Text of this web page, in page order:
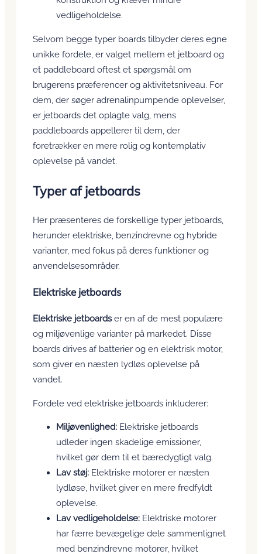
vedligeholdelse.
Selvom begge typer boards tilbyder deres egne
unikke fordele, er valget mellem et jetboard og
et paddleboard oftest et spørgsmål om
brugerens præferencer og aktivitetsniveau. For
dem, der søger adrenalinpumpende oplevelser,
er jetboards det oplagte valg, mens
paddleboards appellerer til dem, der
foretrækker en mere rolig og kontemplativ
oplevelse på vandet.
Typer af jetboards
Her præsenteres de forskellige typer jetboards,
herunder elektriske, benzindrevne og hybride
varianter, med fokus på deres funktioner og
anvendelsesområder.
Elektriske jetboards
Elektriske jetboardser en af de mest populære
og miljøvenlige varianter på markedet. Disse
boards drives af batterier og en elektrisk motor,
som giver en næsten lydløs oplevelse på
vandet.
Fordele ved elektriske jetboards inkluderer:
Miljøvenlighed: Elektriske jetboards
udleder ingen skadelige emissioner,
hvilket gør dem til et bæredygtigt valg.
Lav støj: Elektriske motorer er næsten
lydløse, hvilket giver en mere fredfyldt
oplevelse.
Lav vedligeholdelse: Elektriske motorer
har færre bevægelige dele sammenlignet
med benzindrevne motorer, hvilket